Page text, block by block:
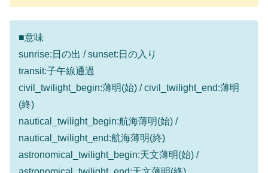
■意味
sunrise:日の出 / sunset:日の入り
transit:子午線通過
civil_twilight_begin:薄明(始) / civil_twilight_end:薄明
(終)
nautical_twilight_begin:航海薄明(始) /
nautical_twilight_end:航海薄明(終)
astronomical_twilight_begin:天文薄明(始) /